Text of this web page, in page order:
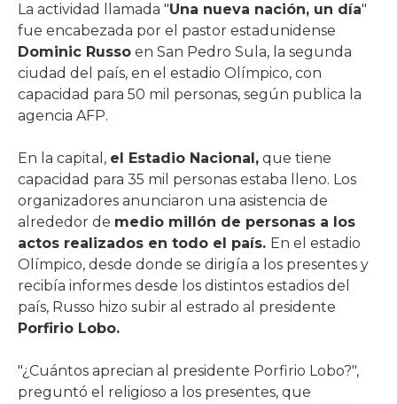
La actividad llamada "Una nueva nación, un día"
fue encabezada por el pastor estadunidense
Dominic Russo en San Pedro Sula, la segunda
ciudad del país, en el estadio Olímpico, con
capacidad para 50 mil personas, según publica la
agencia AFP.
En la capital, el Estadio Nacional, que tiene
capacidad para 35 mil personas estaba lleno. Los
organizadores anunciaron una asistencia de
alrededor de medio millón de personas a los
actos realizados en todo el país. En el estadio
Olímpico, desde donde se dirigía a los presentes y
recibía informes desde los distintos estadios del
país, Russo hizo subir al estrado al presidente
Porfirio Lobo.
"¿Cuántos aprecian al presidente Porfirio Lobo?",
preguntó el religioso a los presentes, que